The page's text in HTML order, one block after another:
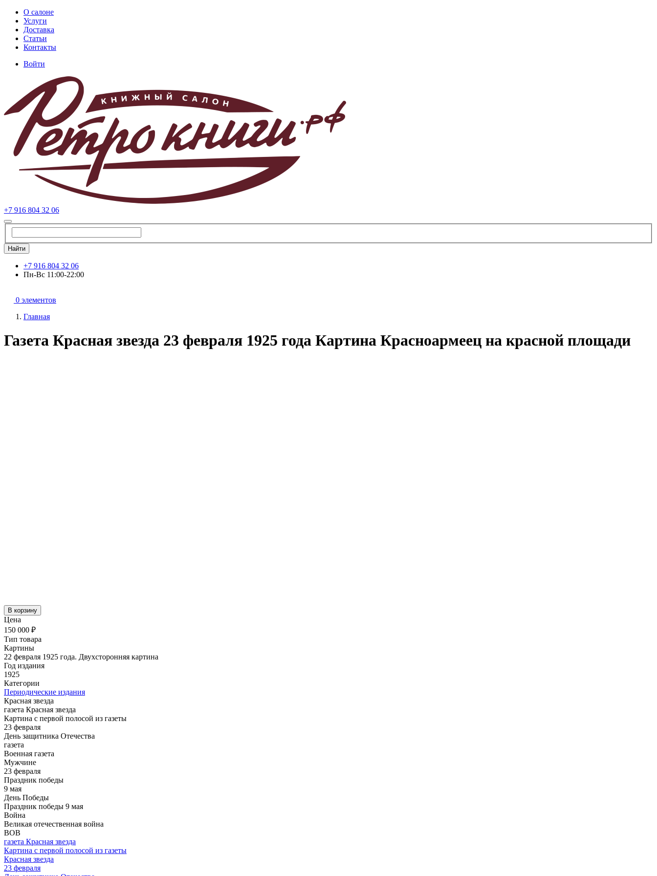
Перейти
основному
содержанию
Основная
навигация
О салоне
Услуги
Доставка
Статьи
Контакты
учётной
записи
пользователя
Войти
+7 916 804 32 06
Найти
+7 916 804 32 06
Пн-Вс 11:00-22:00
0 элементов
Главная
Газета Красная звезда 23 февраля 1925 года Картина Красноармеец на красной площади
В корзину
Цена
150 000 ₽
Тип товара
Картины
22 февраля 1925 года. Двухсторонняя картина
Год издания
1925
Категории
Периодические издания
Красная звезда
газета Красная звезда
Картина с первой полосой из газеты
23 февраля
День защитника Отечества
газета
Военная газета
Мужчине
23 февраля
Праздник победы
9 мая
День Победы
Праздник победы 9 мая
Война
Великая отечественная война
ВОВ
газета Красная звезда
Картина с первой полосой из газеты
Красная звезда
23 февраля